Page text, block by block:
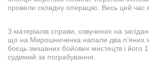
провели складну операцію. Весь цей час
З матеріалів справи, озвучених на
що на Мирошниченка напали два п’яних
боєць змішаних бойових мистецтв і його
судимий за пограбування.